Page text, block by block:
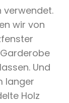
verwendet.
wir von
Und
langer
Holz